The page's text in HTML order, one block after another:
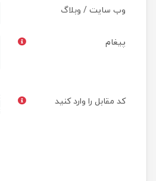
وب سایت / وبلاگ
پیغام
کد مقابل را وارد کنید